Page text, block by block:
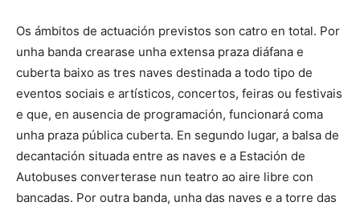
Os ámbitos de actuación previstos son catro en total. Por
unha banda crearase unha extensa praza diáfana e
cuberta baixo as tres naves destinada a todo tipo de
eventos sociais e artísticos, concertos, feiras ou festivais
e que, en ausencia de programación, funcionará coma
unha praza pública cuberta. En segundo lugar, a balsa de
decantación situada entre as naves e a Estación de
Autobuses converterase nun teatro ao aire libre con
bancadas. Por outra banda, unha das naves e a torre das